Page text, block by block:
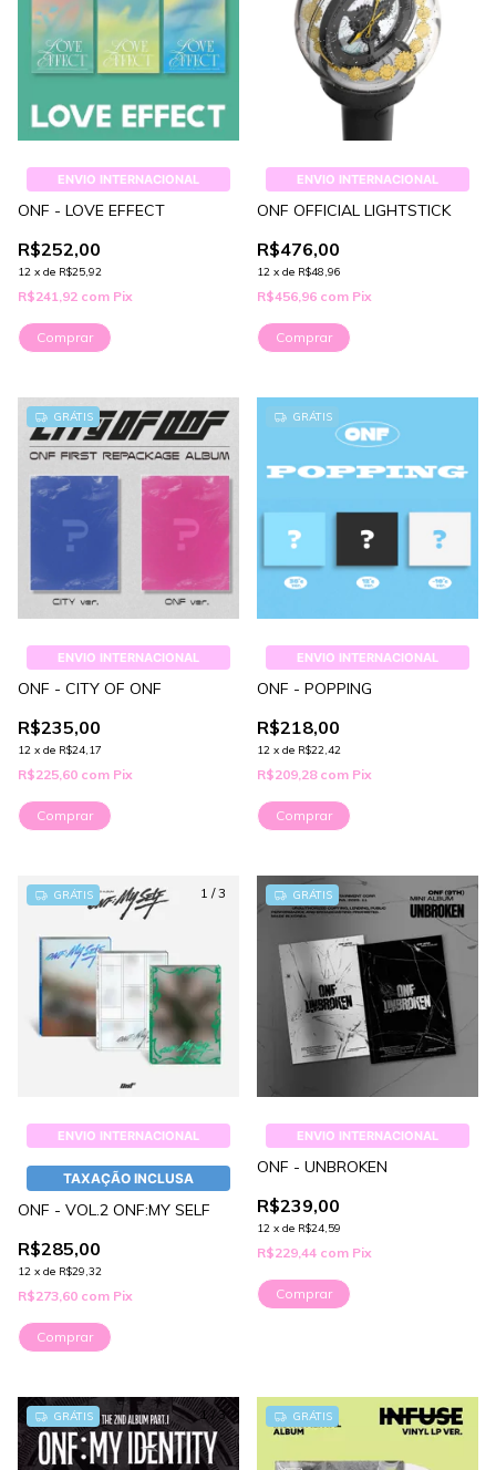
ENVIO INTERNACIONAL
ONF - LOVE EFFECT
R$252,00
12 x de R$25,92
R$241,92 com Pix
Comprar
ENVIO INTERNACIONAL
ONF OFFICIAL LIGHTSTICK
R$476,00
12 x de R$48,96
R$456,96 com Pix
GRÁTIS
ENVIO INTERNACIONAL
ONF - CITY OF ONF
R$235,00
12 x de R$24,17
R$225,60 com Pix
Comprar
GRÁTIS
ENVIO INTERNACIONAL
ONF - POPPING
R$218,00
12 x de R$22,42
R$209,28 com Pix
Comprar
1 /3
GRÁTIS
ENVIO INTERNACIONAL
TAXAÇÃO INCLUSA
ONF - VOL.2 ONF:MY SELF
R$285,00
12 x de R$29,32
R$273,60 com Pix
Comprar
GRÁTIS
ENVIO INTERNACIONAL
ONF - UNBROKEN
R$239,00
12 x de R$24,59
R$229,44 com Pix
Comprar
1/3
GRÁTIS GRÁTIS